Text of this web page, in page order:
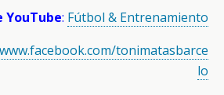
YouTube: Fútbol & Entrenamiento
tonimatasbarce
lo